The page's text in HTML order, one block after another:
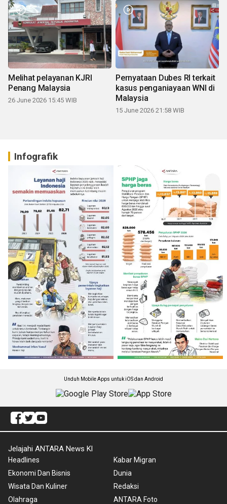
Melihat pelayanan KJRI
Penang Malaysia
26 June 2026 15:45 WIB
Pernyataan Dubes RI terkait
kasus penganiayaan WNI di
Malaysia
15 June 2026 21:58 WIB
Infografik
Unduh Mobile Apps untuk iOS dan Android
Jelajahi ANTARA News Kl
Headlines
Ekonomi Dan Bisnis
Wisata Dan Kuliner
Olahraga
Kabar Migran
Dunia
Redaksi
ANTARA Foto